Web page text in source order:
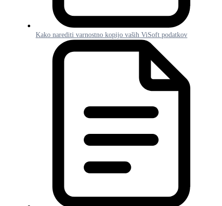
Kako narediti varnostno kopijo vaših ViSoft podatkov